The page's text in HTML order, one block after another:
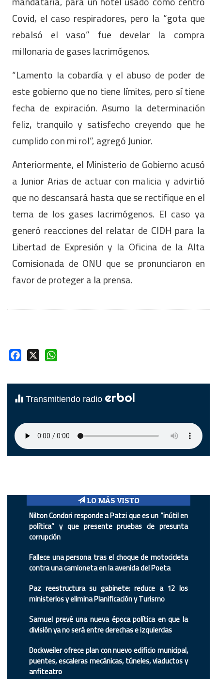
Covid, el caso respiradores, pero la “gota que
rebalsó el vaso” fue develar la compra
millonaria de gases lacrimógenos.
“Lamento la cobardía y el abuso de poder de
este gobierno que no tiene límites, pero sí tiene
fecha de expiración. Asumo la determinación
feliz, tranquilo y satisfecho creyendo que he
cumplido con mi rol”, agregó Junior.
Anteriormente, el Ministerio de Gobierno acusó
a Junior Arias de actuar con malicia y advirtió
que no descansará hasta que se rectifique en el
tema de los gases lacrimógenos. El caso ya
generó reacciones del relatar de CIDH para la
Libertad de Expresión y la Oficina de la Alta
Comisionada de ONU que se pronunciaron en
favor de proteger a la prensa.
Facebook
Transmitiendo radio erbol
LO MÁS VISTO
Nilton Condori responde a Patzi que es un “inútil en
política” y que presente pruebas de presunta
corrupción
Fallece una persona tras el choque de motocicleta
contra una camioneta en la avenida del Poeta
Paz reestructura su gabinete: reduce a 12 los
ministerios y elimina Planificación y Turismo
Samuel prevé una nueva época política en que la
división ya no será entre derechas e izquierdas
Dockweiler ofrece plan con nuevo edificio municipal,
puentes, escaleras mecánicas, túneles, viaductos y
anfiteatro